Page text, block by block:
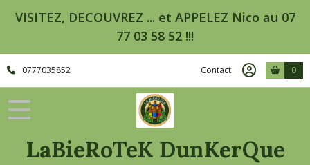
VISITEZ, DECOUVREZ ... et APPELEZ Nico au 07
77 03 58 52 !!!
0777035852 Contact 0
LaBieRoTeK DunKerQue